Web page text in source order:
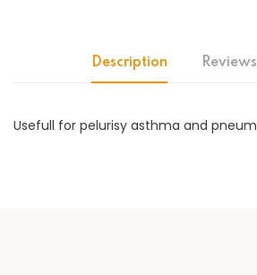
Description
Usefull for pelurisy asthma and